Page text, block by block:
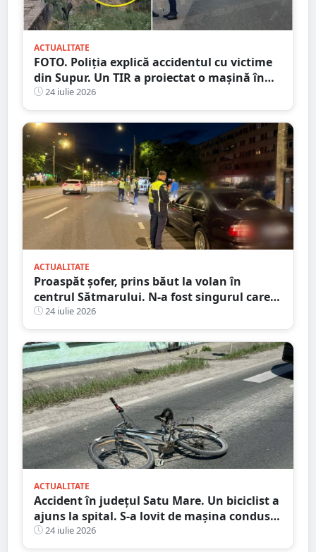
ACTUALITATE
FOTO. Poliția explică accidentul cu victime
din Supur. Un TIR a proiectat o mașină în
șanț24 iulie 2026
ACTUALITATE
Proaspăt șofer, prins băut la volan în
centrul Sătmarului. N-a fost singurul care a
călcat pe bec
24 iulie 2026
ACTUALITATE
Accident în județul Satu Mare. Un biciclist a
ajuns la spital. S-a lovit de mașina condusă
de un tânăr șofer
24 iulie 2026